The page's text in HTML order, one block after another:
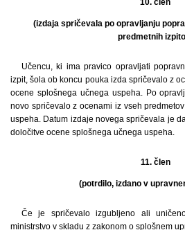
(izdaja spričevala po opravljanju
predmetnih
Učencu, ki ima pravico opravljati
izpit, šola ob koncu pouka izda spričevalo z
ocene splošnega učnega uspeha. Po
novo spričevalo z ocenami iz vseh
uspeha. Datum izdaje novega spričevala je
določitve ocene splošnega učnega uspeha.
11. člen
(potrdilo, izdano v
Če je spričevalo izgubljeno ali
ministrstvo v skladu z zakonom o splošnem